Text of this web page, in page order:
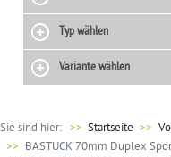
Typ wählen
Variante wählen
Sie sind hier: >> Startseite
BASTUCK 70mm Duplex